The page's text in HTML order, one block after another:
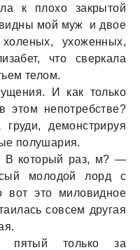
к плохо закрытой
мой муж и двое
ухоженных,
что сверкала
телом.
И как только
этом непотребстве?
демонстрируя
полушария.
В который раз, м? —
молодой лорд с
вот это миловидное
совсем другая
только за